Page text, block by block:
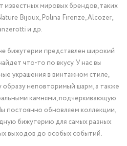
известных мировых брендов, таких
Bijoux, Polina Firenze, Alcozer,
и др.
бижутерии представлен широкий
что-то по вкусу. У нас вы
украшения в винтажном стиле,
неповторимый шарм, а также
камнями, подчеркивающую
постоянно обновляем коллекции,
бижутерию для самых разных
выходов до особых событий.